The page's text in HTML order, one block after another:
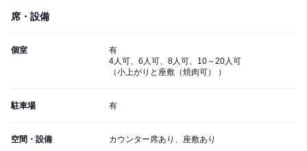
席・設備
個室
有
4人可、6人可、8人可、10～20人可
（小上がりと座敷（焼肉可） ）
駐車場 有
空間・設備 カウンター席あり、座敷あり